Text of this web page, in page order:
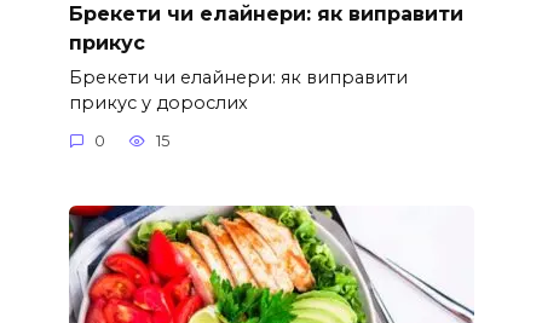
Брекети чи елайнери: як виправити
прикус
Брекети чи елайнери: як виправити
прикус у дорослих
0 15